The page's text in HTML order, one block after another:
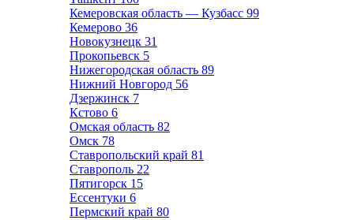
Кемеровская область — Кузбасс 99
Кемерово 36
Новокузнецк 31
Прокопьевск 5
Нижегородская область 89
Нижний Новгород 56
Дзержинск 7
Кстово 6
Омская область 82
Омск 78
Ставропольский край 81
Ставрополь 22
Пятигорск 15
Ессентуки 6
Пермский край 80